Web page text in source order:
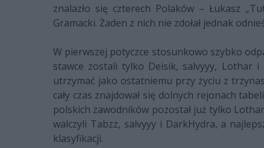
znalazło się czterech Polaków – Łukasz
Gramacki. Żaden z nich nie zdołał jednak
W pierwszej potyczce stosunkowo szybko
stawce zostali tylko Deisik, salvyyy, Lothar i
utrzymać jako ostatniemu przy życiu z
cały czas znajdował się dolnych rejonach
polskich zawodników pozostał już tylko
walczyli Tabzz, salvyyy i DarkHydra, a
klasyfikacji.